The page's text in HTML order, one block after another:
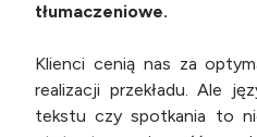
tłumaczeniowe.
Klienci cenią nas za
realizacji przekładu. Ale
tekstu czy spotkania to